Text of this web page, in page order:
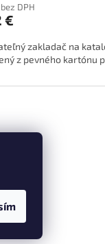
DPH
€
zakladač na
z pevného kartónu